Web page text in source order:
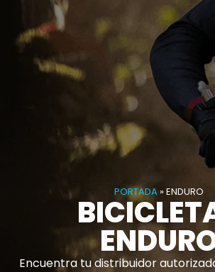
PORTADA»ENDURO
Encuentra tu distribuidor